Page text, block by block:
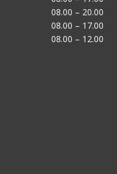
08.00 – 20.00
08.00 – 17.00
08.00 – 12.00